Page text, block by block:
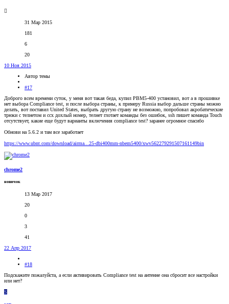
31 Мар 2015
181
6
20
10 Ноя 2015
Автор темы
#17
Доброго всем времени суток, у меня вот такая беда, купил PBM5-400 установил, вот а в прошивке
нет выбора Compliance test, и после выбора страны, к примеру Russia выбор дальше страны можно
делать, вот поставил United States, выбрать другую страну не возможно, попробовал акробатические
трюки с телнетом и ссх дохлый номер, телнет глотает команды без ошибок, ssh пишет команда Touch
отсутствует, какие еще будут варианты включения compliance test? заранее огромное спасибо
Обнови на 5.6.2 и там все заработает
https://www.ubnt.com/download/airma...25-dbi400mm-nbem5400/xwv562279291507161149bin
chrome2
новичок
13 Мар 2017
20
0
3
41
22 Апр 2017
#18
Подскажите пожалуйста, а если активировать Compliance test на антенне она сбросит все настройки
или нет?
S